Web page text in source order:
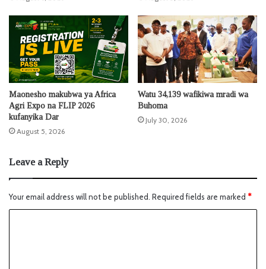
Maonesho makubwa ya Africa
Agri Expo na FLIP 2026
kufanyika Dar
August 5, 2026
Watu 34,139 wafikiwa mradi wa
Buhoma
July 30, 2026
Leave a Reply
Your email address will not be published. Required fields are marked *